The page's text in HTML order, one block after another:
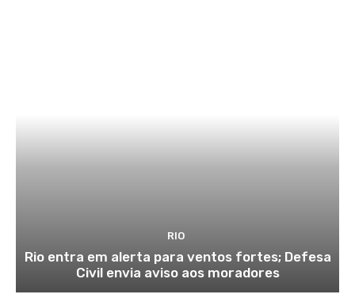
RIO
Rio entra em alerta para ventos fortes; Defesa
Civil envia aviso aos moradores